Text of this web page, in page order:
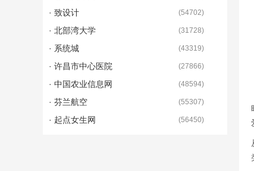
· 致设计 (54702)
· 北部湾大学 (31728)
· 系统城 (43319)
· 许昌市中心医院 (27866)
· 中国农业信息网 (48594)
· 芬兰航空 (55307)
· 起点女生网 (56450)